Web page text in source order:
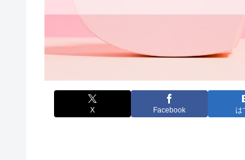
X Facebook は